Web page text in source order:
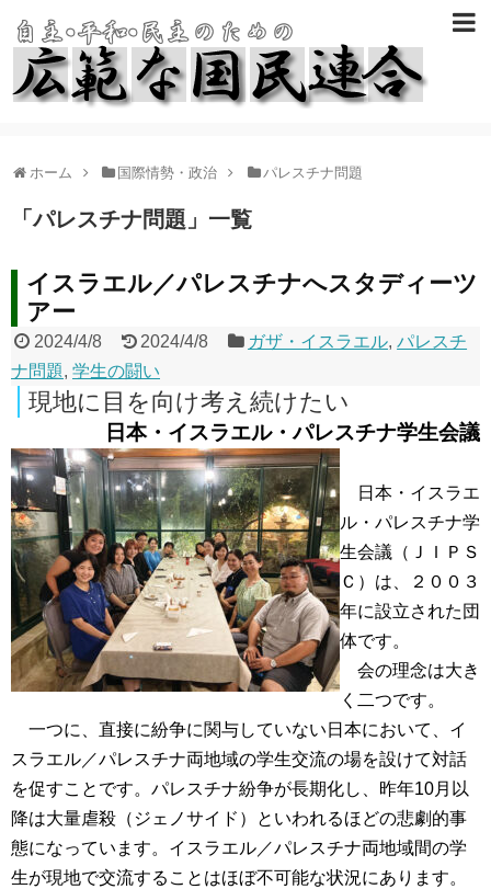
ホーム 国際情勢・政治 パレスチナ問題
「パレスチナ問題 」 一覧
イスラエル／パレスチナへスタディーツ
アー
2024/4/8 2024/4/8 ガザ・イスラエル,パレスチ
ナ問題, 学生の闘い
現地に目を向け考え続けたい
日本・イスラエル・パレスチナ学生会議
日本・イスラエ
ル・パレスチナ学
生会議（ＪＩＰＳ
Ｃ）は、２００３
年に設立された団
体です。
会の理念は大き
く二つです。
一つに、直接に紛争に関与していない日本において、イ
スラエル／パレスチナ両地域の学生交流の場を設けて対話
を促すことです。パレスチナ紛争が長期化し、昨年10月以
降は大量虐殺（ジェノサイド）といわれるほどの悲劇的事
態になっています。イスラエル／パレスチナ両地域間の学
生が現地で交流することはほぼ不可能な状況にあります。